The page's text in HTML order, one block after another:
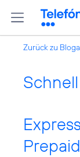
Zurück zu